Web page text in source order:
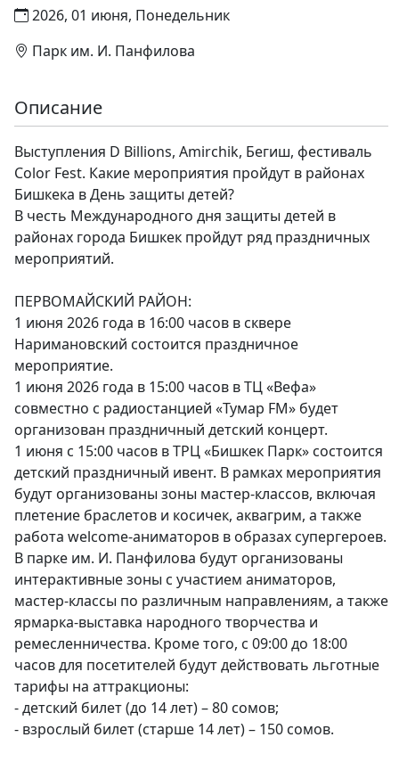
2026, 01 июня, Понедельник
Парк им. И. Панфилова
Описание
Выступления D Billions, Amirchik, Бегиш, фестиваль
Color Fest. Какие мероприятия пройдут в районах
Бишкека в День защиты детей?
В честь Международного дня защиты детей в
районах города Бишкек пройдут ряд праздничных
мероприятий.
ПЕРВОМАЙСКИЙ РАЙОН:
1 июня 2026 года в 16:00 часов в сквере
Наримановский состоится праздничное
мероприятие.
1 июня 2026 года в 15:00 часов в ТЦ «Вефа»
совместно с радиостанцией «Тумар FM» будет
организован праздничный детский концерт.
1 июня с 15:00 часов в ТРЦ «Бишкек Парк» состоится
детский праздничный ивент. В рамках мероприятия
будут организованы зоны мастер-классов, включая
плетение браслетов и косичек, аквагрим, а также
работа welcome-аниматоров в образах супергероев.
В парке им. И. Панфилова будут организованы
интерактивные зоны с участием аниматоров,
мастер-классы по различным направлениям, а также
ярмарка-выставка народного творчества и
ремесленничества. Кроме того, с 09:00 до 18:00
часов для посетителей будут действовать льготные
тарифы на аттракционы:
- детский билет (до 14 лет) – 80 сомов;
- взрослый билет (старше 14 лет) – 150 сомов.